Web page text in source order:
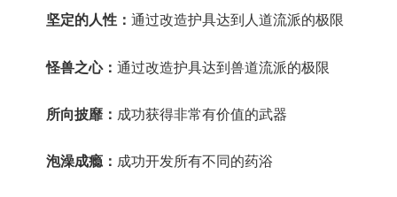
坚定的人性： 通过改造护具达到人道流派的极限
怪兽之心： 通过改造护具达到兽道流派的极限
所向披靡： 成功获得非常有价值的武器
泡澡成瘾： 成功开发所有不同的药浴